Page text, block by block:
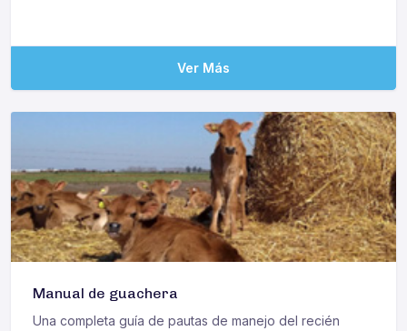
Ver Más
Manual de guachera
Una completa guía de pautas de manejo del recién